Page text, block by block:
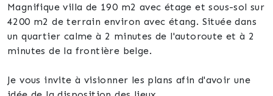
Magnifique villa de 190 m2 avec étage et sous-sol sur
4200 m2 de terrain environ avec étang. Située dans
un quartier calme à 2 minutes de l'autoroute et à 2
minutes de la frontière belge.
Je vous invite à visionner les plans afin d'avoir une